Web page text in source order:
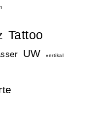
Tattoo
UW vertikal